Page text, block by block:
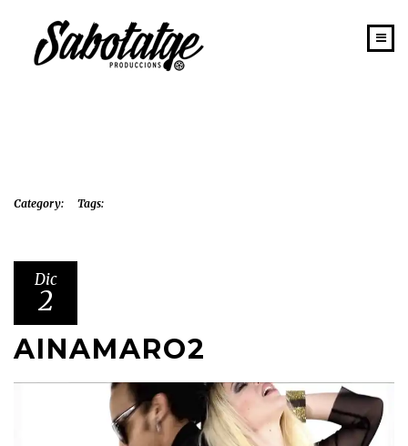
Category: Tags:
Dic
2
AINAMARO2